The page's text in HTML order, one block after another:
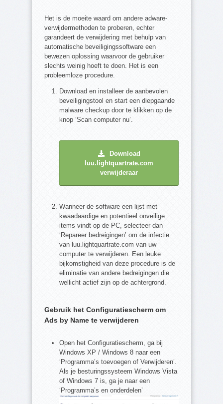
Het is de moeite waard om andere adware-
verwijdermethoden te proberen, echter
garandeert de verwijdering met behulp van
automatische beveiligingssoftware een
bewezen oplossing waarvoor de gebruiker
slechts weinig hoeft te doen. Het is een
probleemloze procedure.
Download en installeer de aanbevolen
beveiligingstool en start een diepgaande
malware checkup door te klikken op de
knop ‘Scan computer nu’.
Download
luu.lightquartrate.com
verwijderaar
Wanneer de software een lijst met
kwaadaardige en potentieel onveilige
items vindt op de PC, selecteer dan
‘Repareer bedreigingen’ om de infectie
van luu.lightquartrate.com van uw
computer te verwijderen. Een leuke
bijkomstigheid van deze procedure is de
eliminatie van andere bedreigingen die
wellicht actief zijn op de achtergrond.
Gebruik het Configuratiescherm om
Ads by Name te verwijderen
Open het Configuratiescherm, ga bij
Windows XP / Windows 8 naar een
‘Programma’s toevoegen of Verwijderen’.
Als je besturingssysteem Windows Vista
of Windows 7 is, ga je naar een
‘Programma’s en onderdelen’